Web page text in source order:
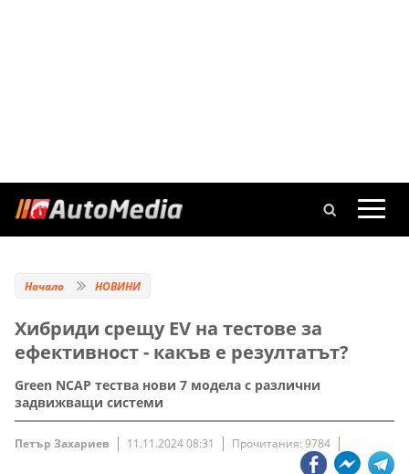
Начало НОВИНИ
Хибриди срещу ЕV на тестове за
ефективност - какъв е резултатът?
Green NCAP тества нови 7 модела с различни
задвижващи системи
Петър Захариев 11.11.2024 08:31 Прочитания: 9784